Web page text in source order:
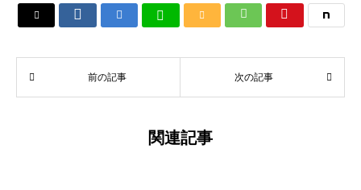
     
前の記事 次の記事
関連記事